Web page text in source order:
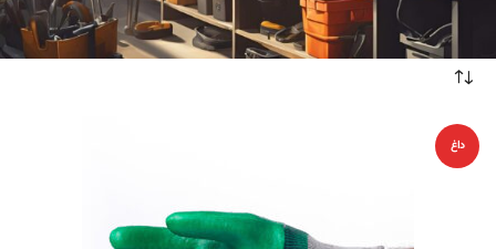
خانه
محصولات برچسب خورده “دستکش ایمنی پوشا مکانیک PMJ02”
داغ